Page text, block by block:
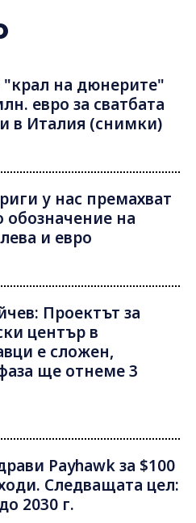
"крал на дюнерите"
евро за сватбата
в Италия (снимки)
у нас премахват
обозначение на
и евро
Проектът за
център в
е сложен,
ще отнеме 3
Payhawk за $100
Следващата цел:
2030 г.